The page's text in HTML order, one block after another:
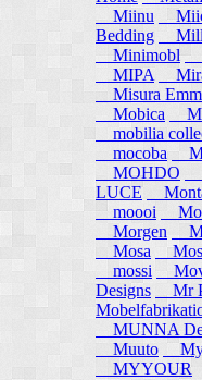
Miinu
Bedding
Minimobl
MIPA
Misura
Mobica
mobilia
mocoba
MOHDO
LUCE
moooi
Morgen
Mosa
mossi
Designs
Mr
MUNNA
Muuto My
MYYOUR